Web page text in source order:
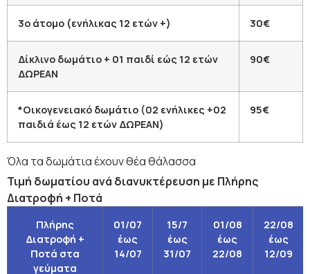
3ο άτομο (ενήλικας 12 ετών +) 30€
Δίκλινο δωμάτιο + 01 παιδί εώς 12 ετών
ΔΩΡΕΑΝ
90€
*Οικογενειακό δωμάτιο (02 ενήλικες +02
παιδιά έως 12 ετών ΔΩΡΕΑΝ)
95€
Όλα τα δωμάτια έχουν θέα θάλασσα
Τιμή δωματίου ανά διανυκτέρευση με Πλήρης
Διατροφή + Ποτά
Πλήρης
Διατροφή +
Ποτά στα
γεύματα
01/07
έως
14/07
15/7
έως
31/07
01/08
έως
22/08
22/08
έως
12/09